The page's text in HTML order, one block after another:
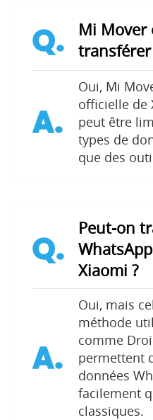
Q.
Mi Mover
transférer
A.
Oui, Mi
officielle de
peut être
types de
que des
Q.
Peut-on
Xiaomi ?
A.
Oui, mais
méthode
comme
permettent
données
facilement
classiques.